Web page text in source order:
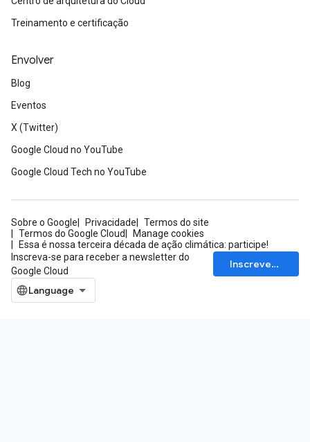
Treinamento e certificação
Envolver
Blog
Eventos
X (Twitter)
Google Cloud no YouTube
Google Cloud Tech no YouTube
Sobre o Google Privacidade
Termos do site
Termos do Google Cloud
Manage cookies
Essa é nossa terceira década de ação climática: participe!
Inscreva-se para receber a newsletter do
Google Cloud
Inscrever-se